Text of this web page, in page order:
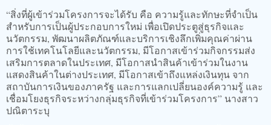
“สิ่งที่ผู้เข้าร่วมโครงการจะได้รับ คือ ความรู้และทักษะที่จำเป็น
สำหรับการเป็นผู้ประกอบการใหม่ เพื่อเปิดประตูสู่ธุรกิจและ
นวัตกรรม, พัฒนาผลิตภัณฑ์และบริการเชิงลึกเพิ่มคุณค่าผ่าน
การใช้เทคโนโลยีและนวัตกรรม, มีโอกาสเข้าร่วมกิจกรรมส่ง
เสริมการตลาดในประเทศ, มีโอกาสนำสินค้าเข้าร่วมในงาน
แสดงสินค้าในต่างประเทศ, มีโอกาสเข้าถึงแหล่งเงินทุน จาก
สถาบันการเงินของภาครัฐ และการแลกเปลี่ยนองค์ความรู้ และ
เชื่อมโยงธุรกิจระหว่างกลุ่มธุรกิจที่เข้าร่วมโครงการ” นางสาว
ปณิตาระบุ